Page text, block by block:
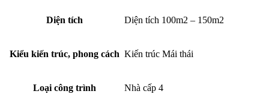
Diện tích Diện tích 100m2 – 150m2
Kiểu kiến trúc, phong cách Kiến trúc Mái thái
Loại công trình Nhà cấp 4